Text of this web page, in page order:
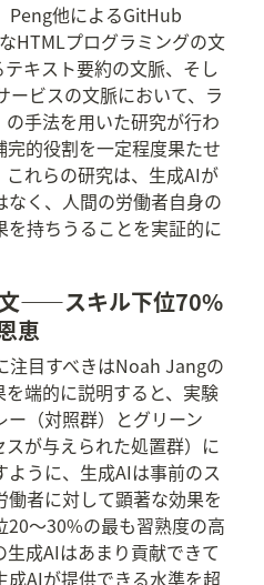
Peng他によるGitHub
HTMLプログラミングの文
キスト要約の文脈、そし
ビスの文脈において、ラ
手法を用いた研究が行わ
的役割を一定程度果たせ
れらの研究は、生成AIが
く、人間の労働者自身の
持ちうることを実証的に
——スキル下位70%
恵
注目すべきはNoah Jangの
端的に説明すると、実験
（対照群）とグリーン
スが与えられた処置群）に
うに、生成AIは事前のス
者に対して顕著な効果を
20〜30%の最も習熟度の高
成AIはあまり貢献できて
AIが提供できる水準を超